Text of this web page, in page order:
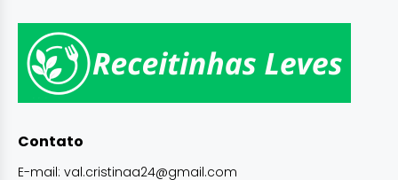
Contato
E-mail: val.cristinaa24@gmail.com